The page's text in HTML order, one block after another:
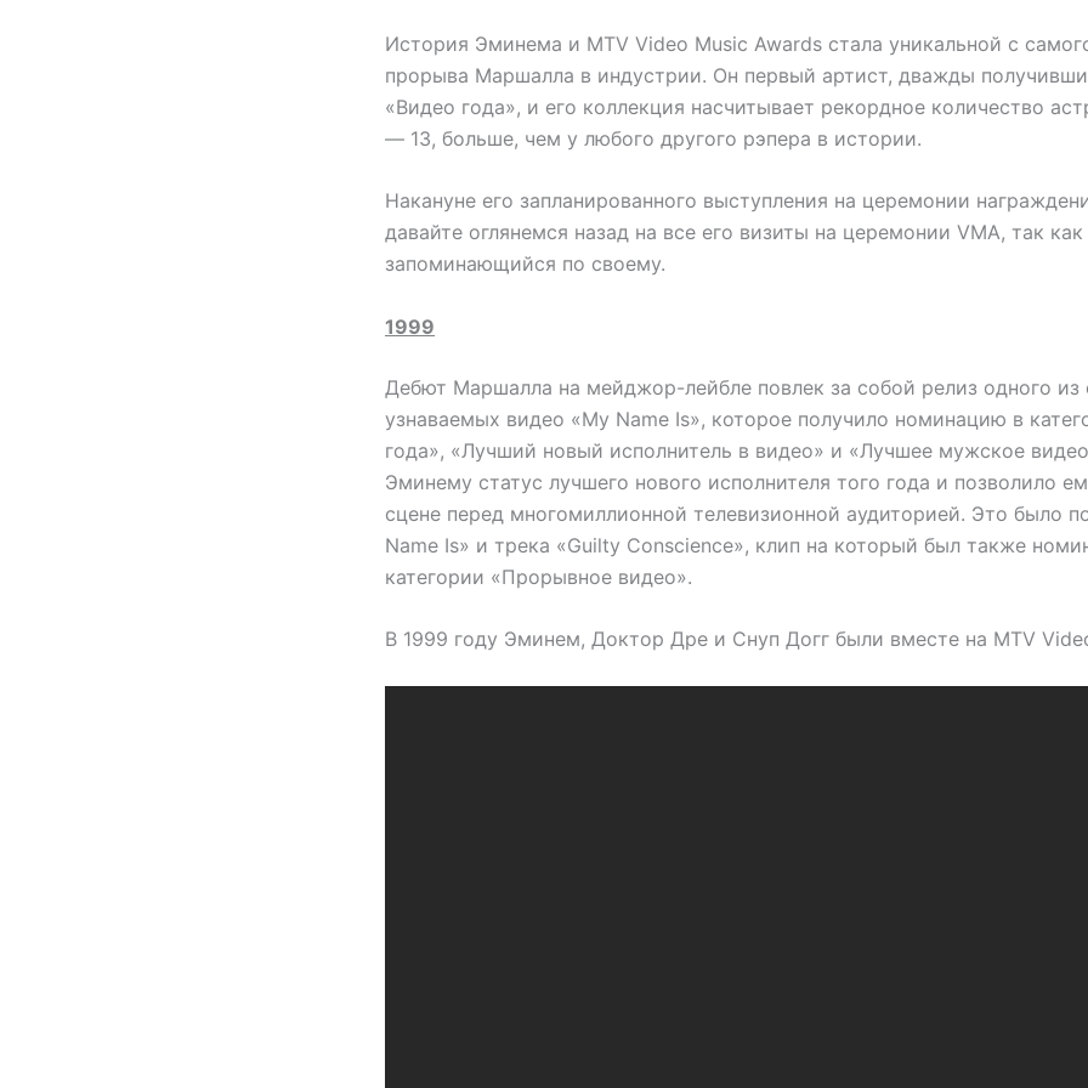
История Эминема и MTV Video Music Awards стала уникальной с
прорыва Маршалла в индустрии. Он первый артист, дважды
«Видео года», и его коллекция насчитывает рекордное количество
— 13, больше, чем у любого другого рэпера в истории.
Накануне его запланированного выступления на церемонии
давайте оглянемся назад на все его визиты на церемонии VMA, так
запоминающийся по своему.
1999
Дебют Маршалла на мейджор-лейбле повлек за собой релиз одного из
узнаваемых видео «My Name Is», которое получило номинацию в
года», «Лучший новый исполнитель в видео» и «Лучшее мужское
Эминему статус лучшего нового исполнителя того года и позволило
сцене перед многомиллионной телевизионной аудиторией. Это было
Name Is» и трека «Guilty Conscience», клип на который был также
категории «Прорывное видео».
В 1999 году Эминем, Доктор Дре и Снуп Догг были вместе на MTV